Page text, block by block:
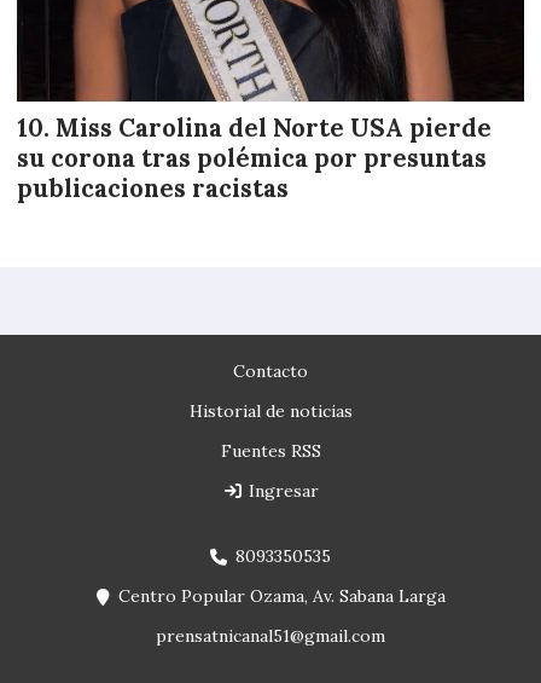
Miss Carolina del Norte USA pierde
su corona tras polémica por presuntas
publicaciones racistas
Contacto
Historial de noticias
Fuentes RSS
Ingresar
8093350535
Centro Popular Ozama, Av. Sabana Larga
prensatnicanal51@gmail.com